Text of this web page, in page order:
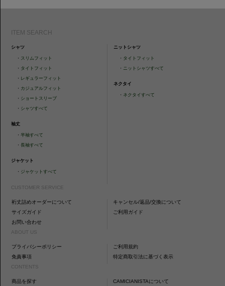
ITEM SEARCH
シャツ
・ スリムフィット
・ タイトフィット
・ レギュラーフィット
・ カジュアルフィット
・ ショートスリーブ
・ シャツすべて
袖丈
・半袖すべて
・長袖すべて
ジャケット
・ ジャケットすべて
ニットシャツ
・ タイトフィット
・ ニットシャツすべて
ネクタイ
・ ネクタイすべて
CUSTOMER SERVICE
裄丈詰めオーダーについて
キャンセル/返品/交換について
サイズガイド
ご利用ガイド
お問い合わせ
ABOUT US
プライバシーポリシー
ご利用規約
免責事項
特定商取引法に基づく表示
CONTENTS
商品を探す
CAMICIANISTAについて